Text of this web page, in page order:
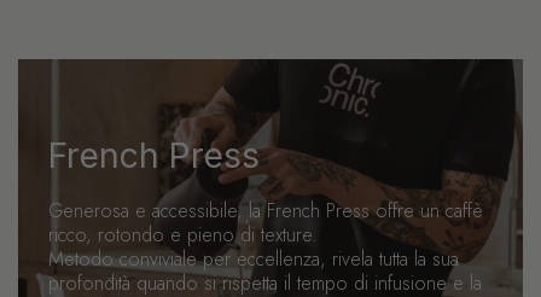
French Press
Generosa e accessibile, la French Press offre un caffè
ricco, rotondo e pieno di texture.
Metodo conviviale per eccellenza, rivela tutta la sua
profondità quando si rispetta il tempo di infusione e la